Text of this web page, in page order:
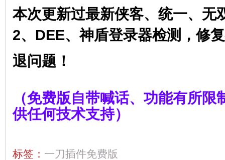
本次更新过最新侠客、统一、无
2、DEE、神盾登录器检测 ，修
退问题！
（免费版自带喊话、功能有所
供任何技术支持）
标签： 一刀插件免费版